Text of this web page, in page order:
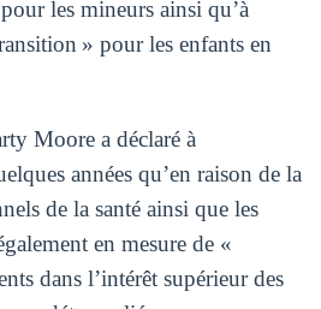
les mineurs ainsi qu’à
» pour les enfants en
Moore a déclaré à
années qu’en raison de la
de la santé ainsi que les
en mesure de «
dans l’intérêt supérieur des